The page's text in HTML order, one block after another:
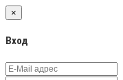
×
Вход